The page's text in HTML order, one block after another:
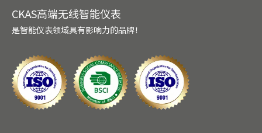
CKAS高端无线智能仪表
是智能仪表领域具有影响力的品牌！